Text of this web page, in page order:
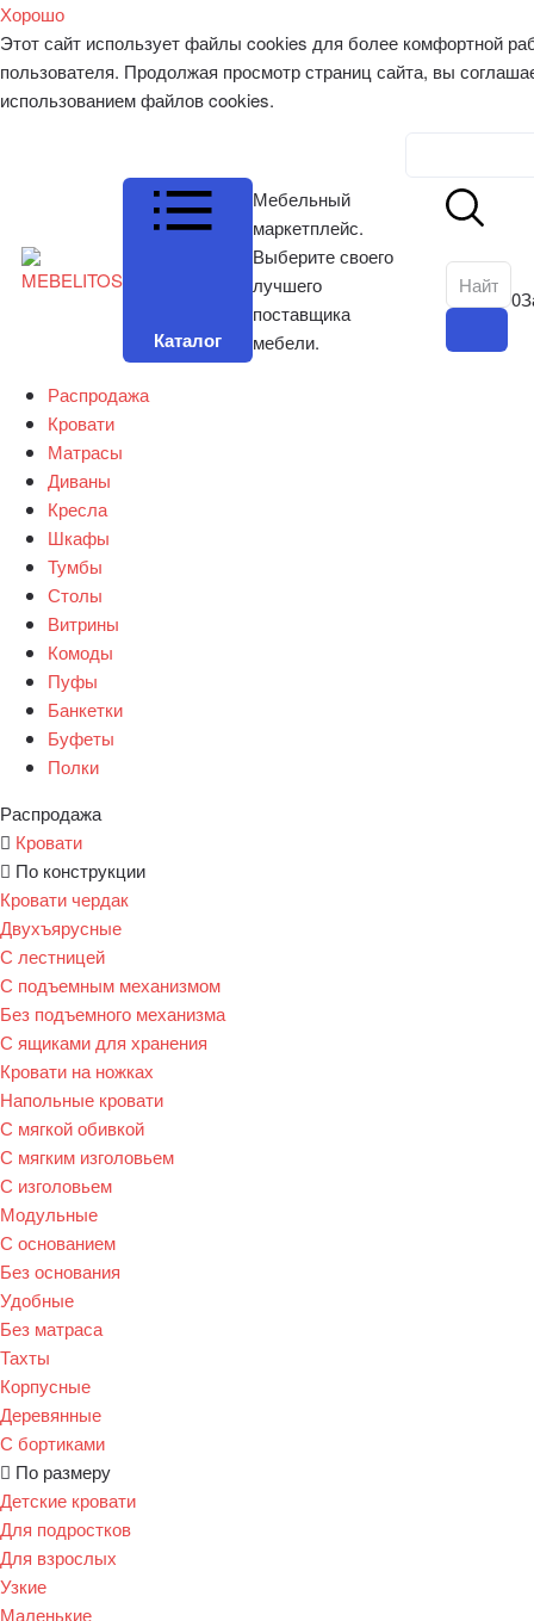
Хорошо
Этот сайт использует файлы cookies для более комфортной
пользователя. Продолжая просмотр страниц сайта, вы
использованием файлов cookies.
Каталог
Мебельный
маркетплейс.
Выберите своего
лучшего
поставщика
мебели.
0
Распродажа
Кровати
Матрасы
Диваны
Кресла
Шкафы
Тумбы
Столы
Витрины
Комоды
Пуфы
Банкетки
Буфеты
Полки
Распродажа
Кровати
По конструкции
Кровати чердак
Двухъярусные
С лестницей
С подъемным механизмом
Без подъемного механизма
С ящиками для хранения
Кровати на ножках
Напольные кровати
С мягкой обивкой
С мягким изголовьем
С изголовьем
Модульные
С основанием
Без основания
Удобные
Без матраса
Тахты
Корпусные
Деревянные
С бортиками
По размеру
Детские кровати
Для подростков
Для взрослых
Узкие
Маленькие